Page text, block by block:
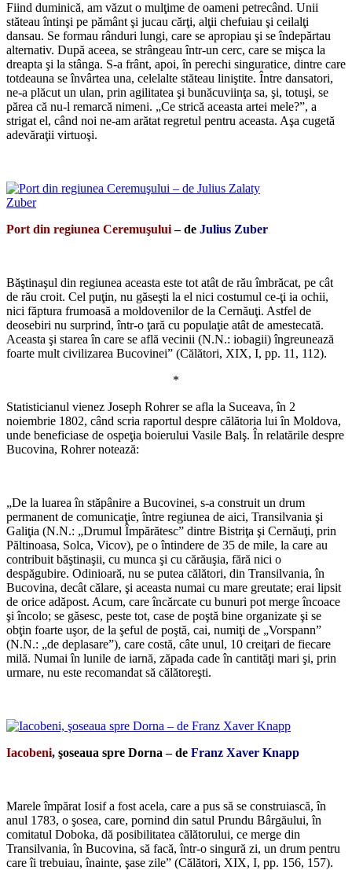
Fiind duminică, am văzut o mulţime de oameni petrecând. Unii
stăteau întinşi pe pământ şi jucau cărţi, alţii chefuiau şi ceilalţi
dansau. Se formau rânduri lungi, care se apropiau şi se îndepărtau
alternativ. După aceea, se strângeau într-un cerc, care se mişca la
dreapta şi la stânga. S-a frânt, apoi, în perechi singuratice, dintre care
totdeauna se învârtea una, celelalte stăteau liniştite. Între dansatori,
ne-a plăcut un ulan, prin agilitatea şi bunăcuviinţa sa, şi, totuşi, se
părea că nu-l remarcă nimeni. „Ce strică aceasta artei mele?”, a
strigat el, când noi ne-am arătat regretul pentru aceasta. Aşa cugetă
adevăraţii virtuoşi.
Port din regiunea Ceremuşului– de Julius Zuber
Băştinaşul din regiunea aceasta este tot atât de rău îmbrăcat, pe cât
de rău croit. Cel puţin, nu găseşti la el nici costumul ce-ţi ia ochii,
nici făptura frumoasă a moldovenilor de la Cernăuţi. Astfel de
deosebiri nu surprind, într-o ţară cu populaţie atât de amestecată.
Aceasta şi starea în care se află vecinii (N.N.: iobagii) îngreunează
foarte mult civilizarea Bucovinei” (Călători, XIX, I, pp. 11, 112).
*
Statisticianul vienez Joseph Rohrer se afla la Suceava, în 2
noiembrie 1802, când scria raportul despre călătoria lui în Moldova,
unde beneficiase de ospeţia boierului Vasile Balş. În relatările despre
Bucovina, Rohrer notează:
„De la luarea în stăpânire a Bucovinei, s-a construit un drum
permanent de comunicaţie, între regiunea de aici, Transilvania şi
Galiţia (N.N.: „Drumul Împărătesc” dintre Bistriţa şi Cernăuţi, prin
Păltinoasa, Solca, Vicov), pe o întindere de 35 de mile, la care au
contribuit băştinaşii, cu munca şi cu cărăuşia, fără nici o
despăgubire. Odinioară, nu se putea călători, din Transilvania, în
Bucovina, decât călare, şi aceasta numai cu mare greutate; erai lipsit
de orice adăpost. Acum, care încărcate cu bunuri pot merge încoace
şi încolo; se găsesc, peste tot, case de poştă bine organizate şi se
obţin foarte uşor, de la şeful de poştă, cai, numiţi de „Vorspann”
(N.N.: „de deplasare”), care costă, câte unul, 10 creiţari de fiecare
milă. Numai în lunile de iarnă, zăpada cade în cantităţi mari şi, prin
urmare, nu este recomandat să călătoreşti.
Iacobeni, şoseaua spre Dorna – de Franz Xaver Knapp
Marele împărat Iosif a fost acela, care a pus să se construiască, în
anul 1783, o şosea, care, pornind din satul Prundu Bârgăului, în
comitatul Doboka, dă posibilitatea călătorului, ce merge din
Transilvania, în Bucovina, să facă, într-o singură zi, un drum pentru
care îi trebuiau, înainte, şase zile” (Călători, XIX, I, pp. 156, 157).